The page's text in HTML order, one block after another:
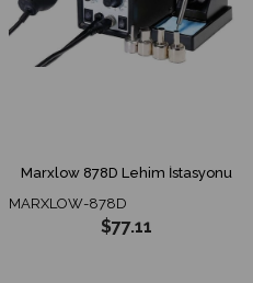
Marxlow 878D Lehim İstasyonu
MARXLOW-878D
$77.11